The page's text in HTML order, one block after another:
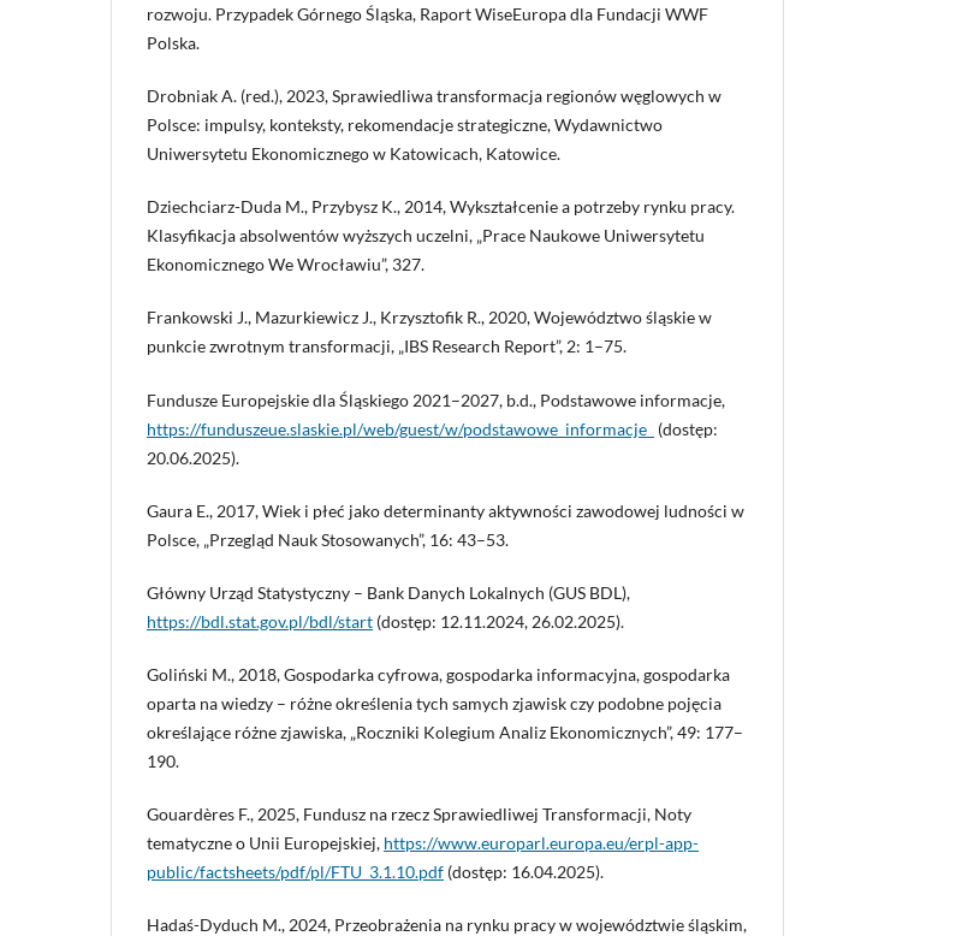
rozwoju. Przypadek Górnego Śląska, Raport WiseEuropa dla Fundacji WWF
Polska.
Drobniak A. (red.), 2023, Sprawiedliwa transformacja regionów węglowych w
Polsce: impulsy, konteksty, rekomendacje strategiczne, Wydawnictwo
Uniwersytetu Ekonomicznego w Katowicach, Katowice.
Dziechciarz-Duda M., Przybysz K., 2014, Wykształcenie a potrzeby rynku pracy.
Klasyfikacja absolwentów wyższych uczelni, „Prace Naukowe Uniwersytetu
Ekonomicznego We Wrocławiu”, 327.
Frankowski J., Mazurkiewicz J., Krzysztofik R., 2020, Województwo śląskie w
punkcie zwrotnym transformacji, „IBS Research Report”, 2: 1–75.
Fundusze Europejskie dla Śląskiego 2021–2027, b.d., Podstawowe informacje,
https://funduszeue.slaskie.pl/web/guest/w/podstawowe_informacje_ (dostęp:
20.06.2025).
Gaura E., 2017, Wiek i płeć jako determinanty aktywności zawodowej ludności w
Polsce, „Przegląd Nauk Stosowanych”, 16: 43–53.
Główny Urząd Statystyczny – Bank Danych Lokalnych (GUS BDL),
https://bdl.stat.gov.pl/bdl/start (dostęp: 12.11.2024, 26.02.2025).
Goliński M., 2018, Gospodarka cyfrowa, gospodarka informacyjna, gospodarka
oparta na wiedzy – różne określenia tych samych zjawisk czy podobne pojęcia
określające różne zjawiska, „Roczniki Kolegium Analiz Ekonomicznych”, 49: 177–
190.
Gouardères F., 2025, Fundusz na rzecz Sprawiedliwej Transformacji, Noty
tematyczne o Unii Europejskiej, https://www.europarl.europa.eu/erpl-app-
public/factsheets/pdf/pl/FTU_3.1.10.pdf (dostęp: 16.04.2025).
Hadaś-Dyduch M., 2024, Przeobrażenia na rynku pracy w województwie śląskim,